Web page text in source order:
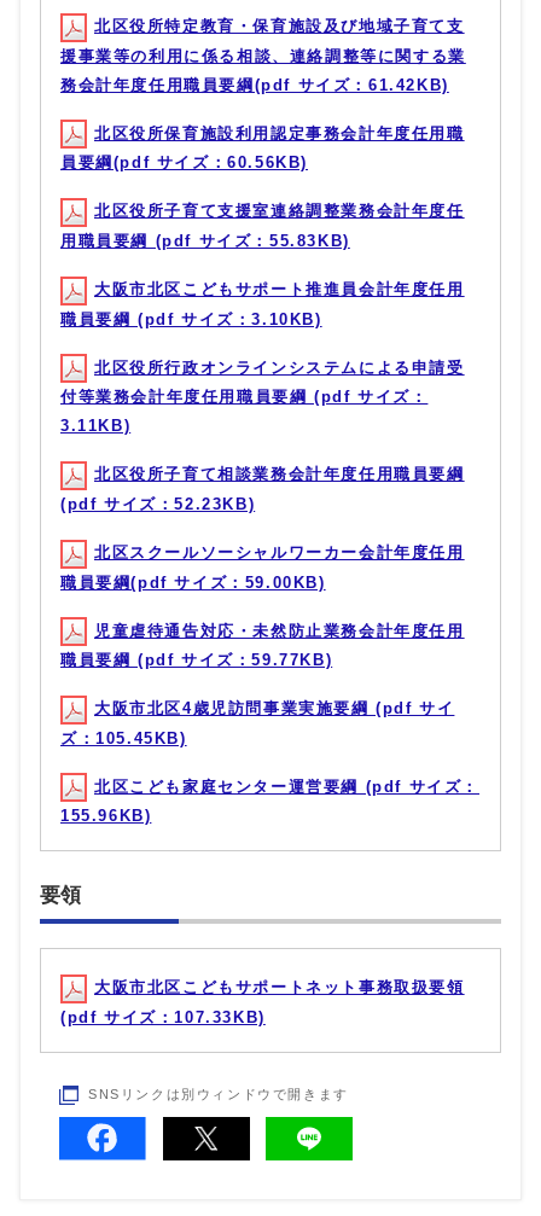
北区役所特定教育・保育施設及び地域子育て支
援事業等の利用に係る相談、連絡調整等に関する業
務会計年度任用職員要綱(pdf サイズ：61.42KB)
北区役所保育施設利用認定事務会計年度任用職
員要綱(pdf サイズ：60.56KB)
北区役所子育て支援室連絡調整業務会計年度任
用職員要綱 (pdf サイズ：55.83KB)
大阪市北区こどもサポート推進員会計年度任用
職員要綱 (pdf サイズ：3.10KB)
北区役所行政オンラインシステムによる申請受
付等業務会計年度任用職員要綱 (pdf サイズ：
3.11KB)
北区役所子育て相談業務会計年度任用職員要綱
(pdf サイズ：52.23KB)
北区スクールソーシャルワーカー会計年度任用
職員要綱(pdf サイズ：59.00KB)
児童虐待通告対応・未然防止業務会計年度任用
職員要綱 (pdf サイズ：59.77KB)
大阪市北区4歳児訪問事業実施要綱 (pdf サイ
ズ：105.45KB)
北区こども家庭センター運営要綱 (pdf サイズ：
155.96KB)
要領
大阪市北区こどもサポートネット事務取扱要領
(pdf サイズ：107.33KB)
SNSリンクは別ウィンドウで開きます